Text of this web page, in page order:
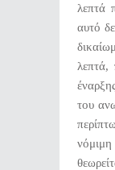
λεπτά
αυτό
λεπτά,
του